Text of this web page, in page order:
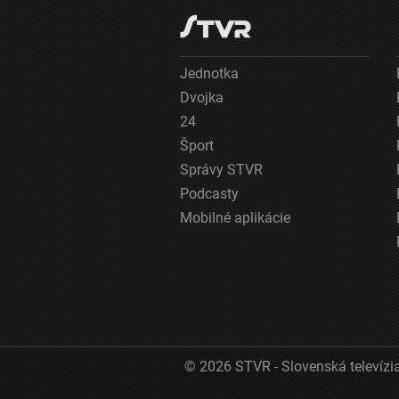
Účely spracovania, ktoré nie sú v kompetencii IAB:
Jednotka
Dvojka
24
Šport
Správy STVR
Podcasty
Mobilné aplikácie
© 2026 STVR - Slovenská